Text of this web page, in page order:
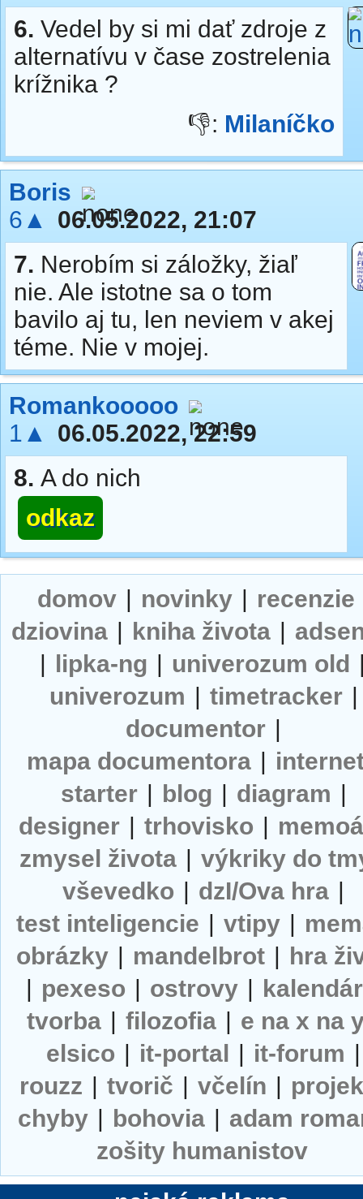
6. Vedel by si mi dať zdroje z
alternatívu v čase zostrelenia
krížnika ?
👎: Milaníčko
Boris
6▲
06.05.2022, 21:07
7. Nerobím si záložky, žiaľ
nie. Ale istotne sa o tom
bavilo aj tu, len neviem v akej
téme. Nie v mojej.
Romankooooo
1▲
06.05.2022, 22:59
8. A do nich
odkaz
domov | novinky | recenzie
dziovina | kniha života |
| lipka-ng | univerozum old
univerozum | timetracker |
documentor |
mapa documentora |
starter | blog | diagram |
designer | trhovisko |
zmysel života | výkriky do
vševedko | dzI/Ova hra |
test inteligencie | vtipy |
obrázky | mandelbrot | hra
| pexeso | ostrovy | kalendár
tvorba | filozofia | e na x na
elsico | it-portal | it-forum |
rouzz | tvorič | včelín |
chyby | bohovia | adam
zošity humanistov